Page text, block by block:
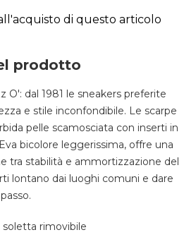
di questo articolo
prodotto
O': dal 1981 le sneakers preferite
e stile inconfondibile. Le scarpe
pelle scamosciata con inserti in
bicolore leggerissima, offre una
tra stabilità e ammortizzazione del
lontano dai luoghi comuni e dare
soletta rimovibile